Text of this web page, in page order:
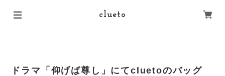
clueto
ドラマ「仰げば尊し」にてcluetoのバッグ